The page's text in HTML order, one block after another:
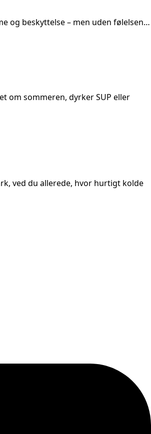
og beskyttelse – men uden følelsen…
om sommeren, dyrker SUP eller
ved du allerede, hvor hurtigt kolde